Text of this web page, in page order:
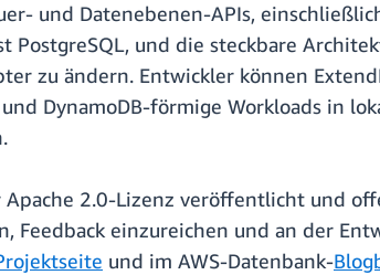
und Datenebenen-APIs,
PostgreSQL, und die steckbare
zu ändern. Entwickler können
DynamoDB-förmige Workloads in
2.0-Lizenz veröffentlicht und
Feedback einzureichen und an der
und im AWS-Datenbank-